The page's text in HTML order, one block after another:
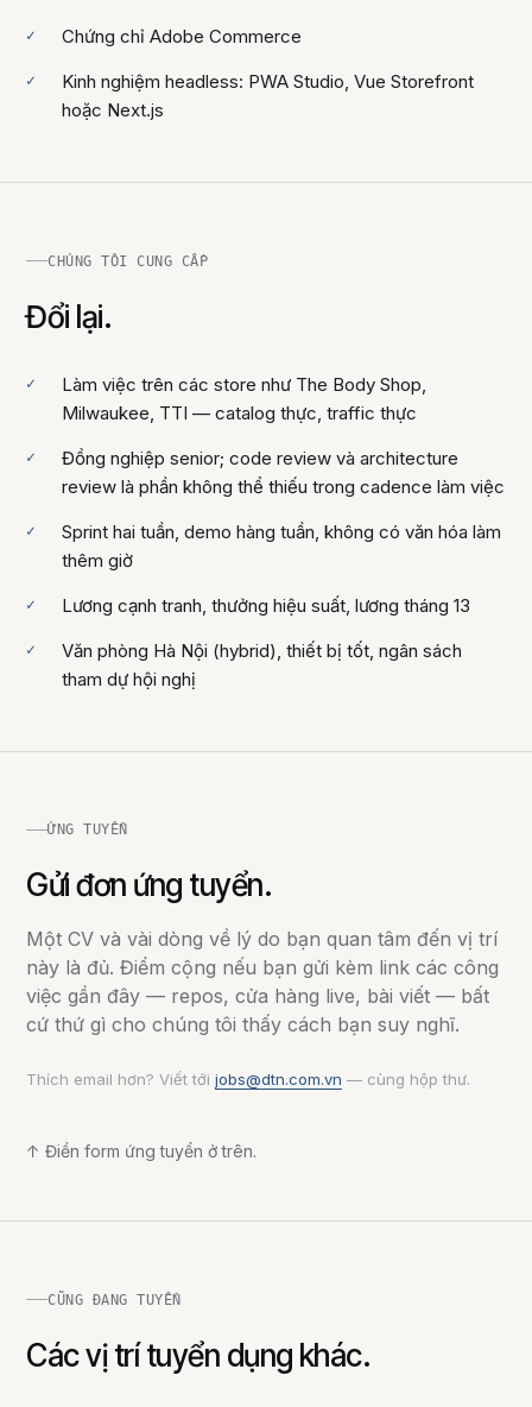
Chứng chỉ Adobe Commerce
Kinh nghiệm headless: PWA Studio, Vue Storefront
hoặc Next.js
CHÚNG TÔI CUNG CẤP
Đổi lại.
Làm việc trên các store như The Body Shop,
Milwaukee, TTI — catalog thực, traffic thực
Đồng nghiệp senior; code review và architecture
review là phần không thể thiếu trong cadence làm việc
Sprint hai tuần, demo hàng tuần, không có văn hóa làm
thêm giờ
Lương cạnh tranh, thưởng hiệu suất, lương tháng 13
Văn phòng Hà Nội (hybrid), thiết bị tốt, ngân sách
tham dự hội nghị
ỨNG TUYỂN
Gửi đơn ứng tuyển.
Một CV và vài dòng về lý do bạn quan tâm đến vị trí
này là đủ. Điểm cộng nếu bạn gửi kèm link các công
việc gần đây — repos, cửa hàng live, bài viết — bất
cứ thứ gì cho chúng tôi thấy cách bạn suy nghĩ.
Thích email hơn? Viết tớijobs@dtn.com.vn — cùng hộp thư.
↑ Điền form ứng tuyển ở trên.
CŨNG ĐANG TUYỂN
Các vị trí tuyển dụng khác.